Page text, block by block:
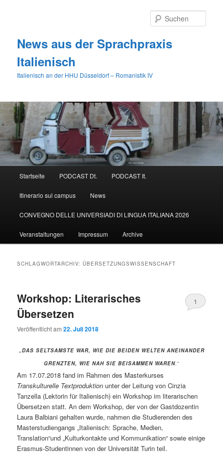
News aus der Sprachpraxis
Italienisch
Italienisch an der HHU Düsseldorf – Romanistik IV
Startseite PODCAST Dt. PODCAST It.
Itinerario sul campus News
CONVEGNO DELLE UNIVERSIADI DI LINGUA ITALIANA 2026
Veranstaltungen Impressum Archive
SCHLAGWORTARCHIV:ÜBERSETZUNGSWISSENSCHAFT
Workshop: Literarisches
Übersetzen
Veröffentlicht am22. Juli 2018
1
„DAS SELTSAMSTE WAR, WIE DIE BEIDEN WELTEN ANEINANDER
GRENZTEN, WIE NAH SIE BEISAMMEN WAREN.“
Am 17.07.2018 fand im Rahmen des Masterkurses
Transkulturelle Textproduktion unter der Leitung von Cinzia
Tanzella (Lektorin für Italienisch) ein Workshop im literarischen
Übersetzen statt. An dem Workshop, der von der Gastdozentin
Laura Balbiani gehalten wurde, nahmen die Studierenden des
Masterstudiengangs „Italienisch: Sprache, Medien,
Translation“und „Kulturkontakte und Kommunikation“ sowie einige
Erasmus-Studentinnen von der Universität Turin teil.